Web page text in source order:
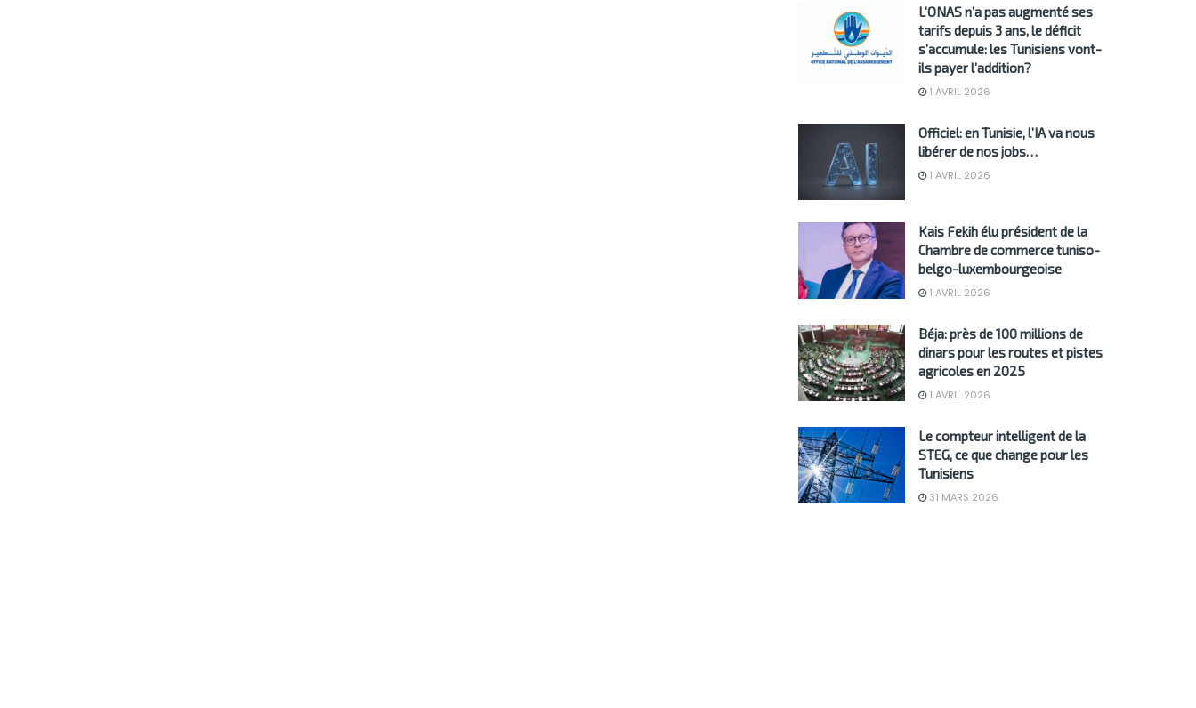
L’ONAS n’a pas augmenté ses
tarifs depuis 3 ans, le déficit
s’accumule: les Tunisiens vont-
ils payer l’addition?
1 AVRIL 2026
Officiel: en Tunisie, l’IA va nous
libérer de nos jobs…
1 AVRIL 2026
Kais Fekih élu président de la
Chambre de commerce tuniso-
belgo-luxembourgeoise
1 AVRIL 2026
Béja: près de 100 millions de
dinars pour les routes et pistes
agricoles en 2025
1 AVRIL 2026
Le compteur intelligent de la
STEG, ce que change pour les
Tunisiens
31 MARS 2026